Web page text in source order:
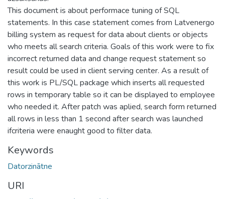
This document is about performace tuning of SQL
statements. In this case statement comes from Latvenergo
billing system as request for data about clients or objects
who meets all search criteria. Goals of this work were to fix
incorrect returned data and change request statement so
result could be used in client serving center. As a result of
this work is PL/SQL package which inserts all requested
rows in temporary table so it can be displayed to employee
who needed it. After patch was aplied, search form returned
all rows in less than 1 second after search was launched
ifcriteria were enaught good to filter data.
Keywords
Datorzinātne
URI